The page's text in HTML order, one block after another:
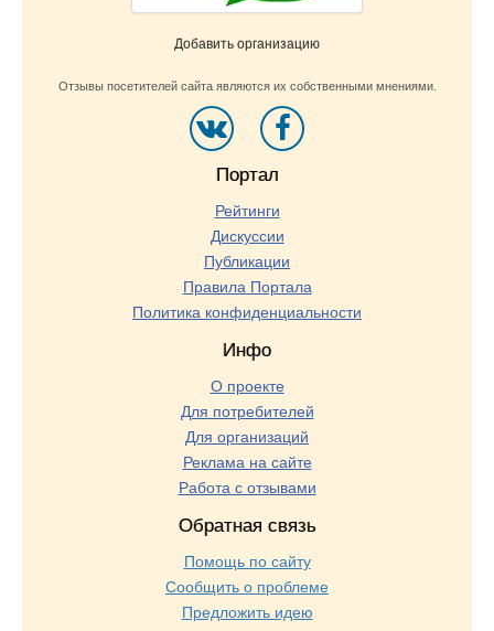
Добавить организацию
Отзывы посетителей сайта являются их собственными мнениями.
Портал
Рейтинги
Дискуссии
Публикации
Правила Портала
Политика конфиденциальности
Инфо
О проекте
Для потребителей
Для организаций
Реклама на сайте
Работа с отзывами
Обратная связь
Помощь по сайту
Сообщить о проблеме
Предложить идею